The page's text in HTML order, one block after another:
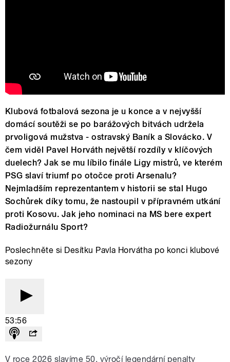
Klubová fotbalová sezona je u konce a v nejvyšší
domácí soutěži se po barážových bitvách udržela
prvoligová mužstva - ostravský Baník a Slovácko. V
čem viděl Pavel Horváth největší rozdíly v klíčových
duelech? Jak se mu líbilo finále Ligy mistrů, ve kterém
PSG slaví triumf po otočce proti Arsenalu?
Nejmladším reprezentantem v historii se stal Hugo
Sochůrek díky tomu, že nastoupil v přípravném utkání
proti Kosovu. Jak jeho nominaci na MS bere expert
Radiožurnálu Sport?
Poslechněte si Desítku Pavla Horvátha po konci klubové
sezony
53:56
V roce 2026 slavíme 50. výročí legendární penalty